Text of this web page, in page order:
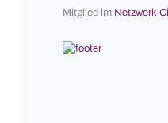
Mitglied im Netzwerk